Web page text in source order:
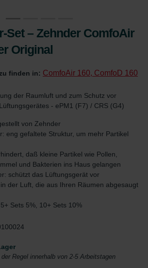
Set – Zehnder ComfoAir
Original
finden in: ComfoAir 160, ComfoD 160
der Raumluft und zum Schutz vor
- ePM1 (F7) / CRS (G4)
von Zehnder
eng gefaltete Struktur, um mehr Partikel
daß kleine Partikel wie Pollen,
und Bakterien ins Haus gelangen
schützt das Lüftungsgerät vor
der Luft, die aus Ihren Räumen abgesaugt
Sets 5%, 10+ Sets 10%
Regel innerhalb von 2-5 Arbeitstagen